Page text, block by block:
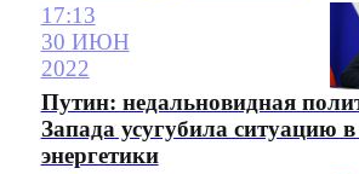
17:13
30 ИЮН
2022
Путин: недальновидная
Запада усугубила ситуацию в
энергетики